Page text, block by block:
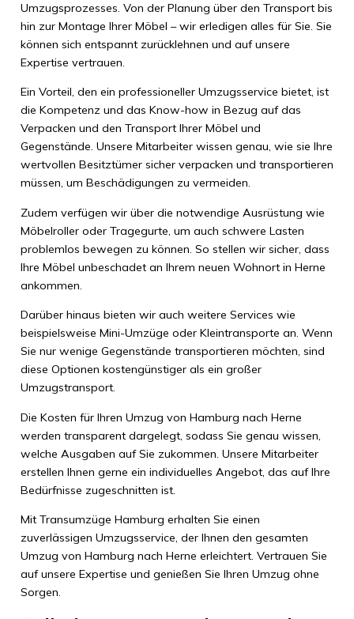
Umzugsprozesses. Von der Planung über den Transport bis
hin zur Montage Ihrer Möbel – wir erledigen alles für Sie. Sie
können sich entspannt zurücklehnen und auf unsere
Expertise vertrauen.
Ein Vorteil, den ein professioneller Umzugsservice bietet, ist
die Kompetenz und das Know-how in Bezug auf das
Verpacken und den Transport Ihrer Möbel und
Gegenstände. Unsere Mitarbeiter wissen genau, wie sie Ihre
wertvollen Besitztümer sicher verpacken und transportieren
müssen, um Beschädigungen zu vermeiden.
Zudem verfügen wir über die notwendige Ausrüstung wie
Möbelroller oder Tragegurte, um auch schwere Lasten
problemlos bewegen zu können. So stellen wir sicher, dass
Ihre Möbel unbeschadet an Ihrem neuen Wohnort in Herne
ankommen.
Darüber hinaus bieten wir auch weitere Services wie
beispielsweise Mini-Umzüge oder Kleintransporte an. Wenn
Sie nur wenige Gegenstände transportieren möchten, sind
diese Optionen kostengünstiger als ein großer
Umzugstransport.
Die Kosten für Ihren Umzug von Hamburg nach Herne
werden transparent dargelegt, sodass Sie genau wissen,
welche Ausgaben auf Sie zukommen. Unsere Mitarbeiter
erstellen Ihnen gerne ein individuelles Angebot, das auf Ihre
Bedürfnisse zugeschnitten ist.
Mit Transumzüge Hamburg erhalten Sie einen
zuverlässigen Umzugsservice, der Ihnen den gesamten
Umzug von Hamburg nach Herne erleichtert. Vertrauen Sie
auf unsere Expertise und genießen Sie Ihren Umzug ohne
Sorgen.